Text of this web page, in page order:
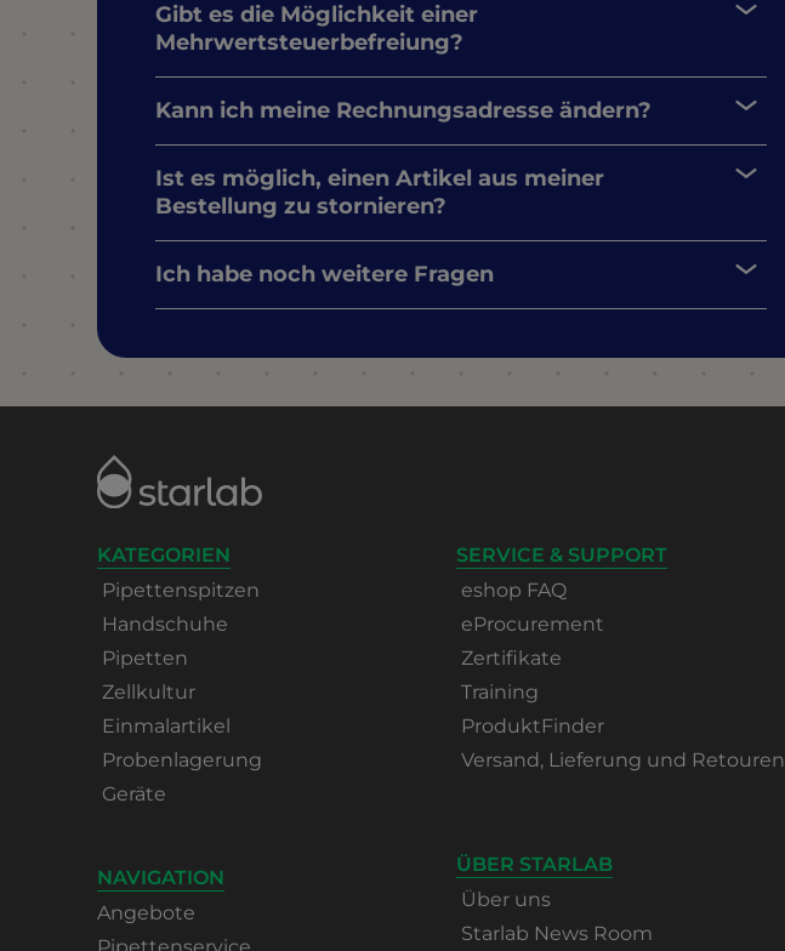
Gibt es die Möglichkeit einer
Mehrwertsteuerbefreiung?
Kann ich meine Rechnungsadresse ändern?
Ist es möglich, einen Artikel aus meiner
Bestellung zu stornieren?
Ich habe noch weitere Fragen
KATEGORIEN
Pipettenspitzen
Handschuhe
Pipetten
Zellkultur
Einmalartikel
Probenlagerung
Geräte
NAVIGATION
Angebote
SERVICE & SUPPORT
eshop FAQ
eProcurement
Zertifikate
Training
ProduktFinder
Versand, Lieferung und Retouren
ÜBER STARLAB
Über uns
Starlab News Room